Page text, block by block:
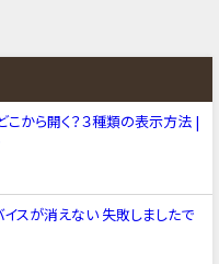
こから開く？３種類の表示方法 |
イスが消えない 失敗しましたで